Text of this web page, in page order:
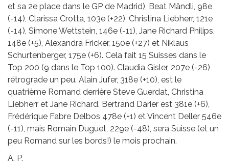
et sa 2e place dans le GP de Madrid), Beat Mändli, 98e
(-14), Clarissa Crotta, 103e (+22), Christina Liebherr, 121e
(-14), Simone Wettstein, 146e (-11), Jane Richard Philips,
148e (+5), Alexandra Fricker, 150e (+27) et Niklaus
Schurtenberger, 175e (+6). Cela fait 15 Suisses dans le
Top 200 (9 dans le Top 100). Claudia Gisler, 207e (-26)
rétrograde un peu. Alain Jufer, 318e (+10), est le
quatrième Romand derrière Steve Guerdat, Christina
Liebherr et Jane Richard. Bertrand Darier est 381e (+6),
Frédérique Fabre Delbos 478e (+1) et Vincent Deller 546e
(-11), mais Romain Duguet, 229e (-48), sera Suisse (et un
peu Romand sur les bords!) le mois prochain.
A. P.